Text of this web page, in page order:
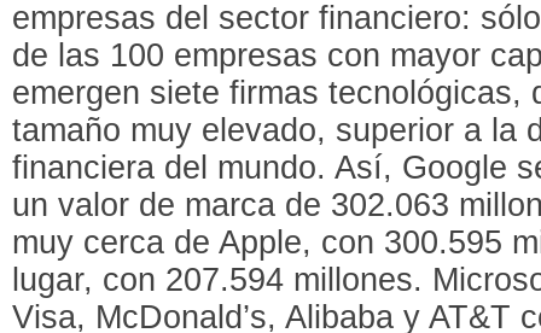
empresas del sector financiero:
de las 100 empresas con mayor
emergen siete firmas tecnológicas,
tamaño muy elevado, superior a la
financiera del mundo. Así, Google
un valor de marca de 302.063
muy cerca de Apple, con 300.595
lugar, con 207.594 millones.
Visa, McDonald’s, Alibaba y AT&T